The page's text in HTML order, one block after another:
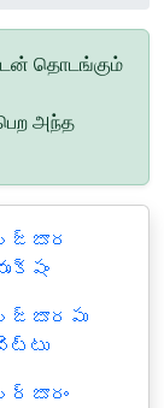
தொடங்கும்
அந்த